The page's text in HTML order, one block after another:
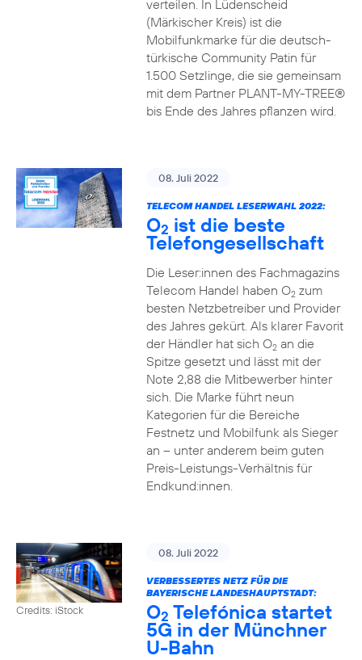
verteilen. In Lüdenscheid
(Märkischer Kreis) ist die
Mobilfunkmarke für die deutsch-
türkische Community Patin für
1.500 Setzlinge, die sie gemeinsam
mit dem Partner PLANT-MY-TREE®
bis Ende des Jahres pflanzen wird.
08. Juli 2022
TELECOM HANDEL LESERWAHL 2022:
O2 ist die beste
Telefongesellschaft
Die Leser:innen des Fachmagazins
Telecom Handel haben O2zum
besten Netzbetreiber und Provider
des Jahres gekürt. Als klarer Favorit
der Händler hat sich O2an die
Spitze gesetzt und lässt mit der
Note 2,88 die Mitbewerber hinter
sich. Die Marke führt neun
Kategorien für die Bereiche
Festnetz und Mobilfunk als Sieger
an – unter anderem beim guten
Preis-Leistungs-Verhältnis für
Endkund:innen.
Credits: iStock
08. Juli 2022
VERBESSERTES NETZ FÜR DIE
BAYERISCHE LANDESHAUPTSTADT:
O2 Telefónica startet
5G in der Münchner
U-Bahn